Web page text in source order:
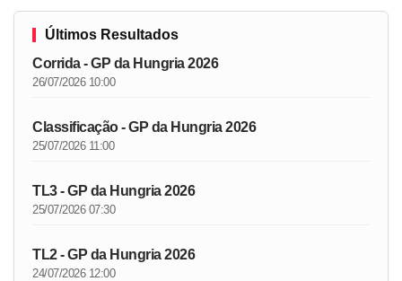
Últimos Resultados
Corrida - GP da Hungria 2026
26/07/2026 10:00
Classificação - GP da Hungria 2026
25/07/2026 11:00
TL3 - GP da Hungria 2026
25/07/2026 07:30
TL2 - GP da Hungria 2026
24/07/2026 12:00